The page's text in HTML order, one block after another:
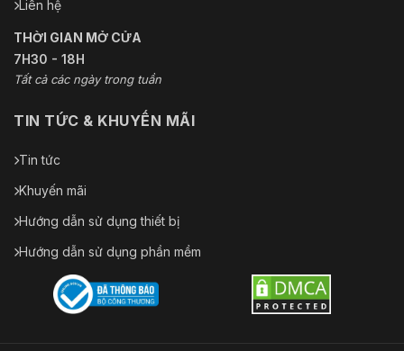
Liên hệ
THỜI GIAN MỞ CỬA
7H30 - 18H
Tất cả các ngày trong tuần
TIN TỨC & KHUYẾN MÃI
Tin tức
Khuyến mãi
Hướng dẫn sử dụng thiết bị
Hướng dẫn sử dụng phần mềm